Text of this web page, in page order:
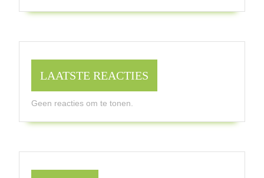
LAATSTE REACTIES
Geen reacties om te tonen.